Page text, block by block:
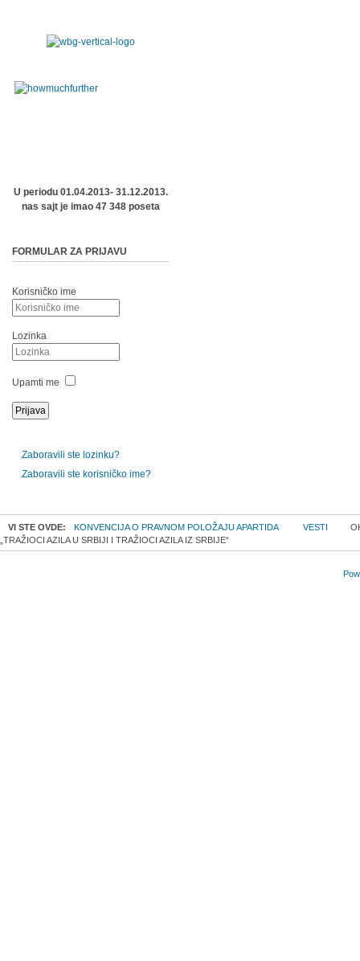
U periodu 01.04.2013- 31.12.2013.
nas sajt je imao 47 348 poseta
FORMULAR ZA PRIJAVU
Korisničko ime
Lozinka
Upamti me
Zaboravili ste lozinku?
Zaboravili ste korisničko ime?
VI STE OVDE: KONVENCIJA O PRAVNOM POLOŽAJU APARTIDA VESTI
„TRAŽIOCI AZILA U SRBIJI I TRAŽIOCI AZILA IZ SRBIJE“